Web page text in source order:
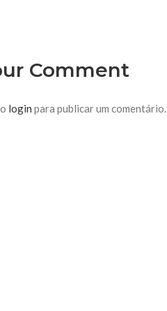
Comment
login para publicar um comentário.